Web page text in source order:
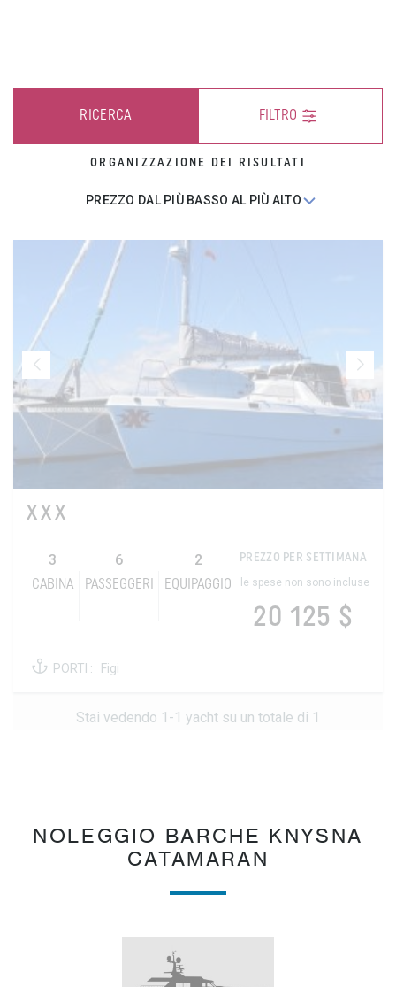
RICERCA FILTRO
ORGANIZZAZIONE DEI RISULTATI
XXX
3
CABINA
6
PASSEGGERI
2
EQUIPAGGIO
PREZZO PER SETTIMANA
le spese non sono incluse
20 125 $
PORTI : Figi
Stai vedendo 1-1 yacht su un totale di 1
NOLEGGIO BARCHE KNYSNA
CATAMARAN